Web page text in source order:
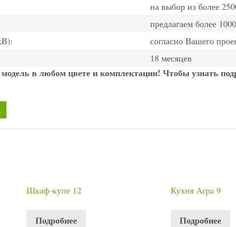
на выбор из более
предлагаем более
согласно Вашего
18 месяцев
в любом цвете и комплектации! Чтобы узнать
Шкаф-купе 12
Подробнее
Кухня Arpa 9
Подробнее